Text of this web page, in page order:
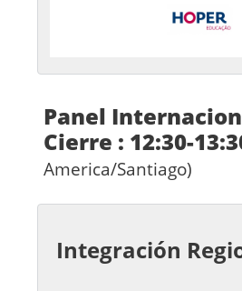
Panel
Cierre : 12:30-
America/Santiago)
Integración